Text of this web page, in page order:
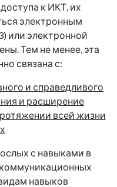
к ИКТ, их
электронным
или электронной
Тем не менее, эта
связана с:
и справедливого
и расширение
всей жизни
с навыками в
навыков